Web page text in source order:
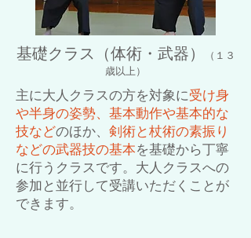
基礎クラス（体術・武器）
（１３
歳以上）
主に大人クラスの方を対象に受け身
や半身の姿勢、基本動作や基本的な
技などのほか、 剣術と杖術の素振り
などの武器技の基本を基礎から丁寧
に行うクラスです。大人クラスへの
参加と並行して受講いただくことが
できます。